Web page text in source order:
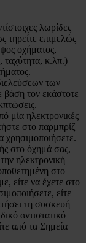
λωρίδες
τηρείτε επιμελώς
οχήματος,
κ.λπ.)
των
βάση τον εκάστοτε
μία ηλεκτρονικές
στο παρμπρίζ
χρησιμοποιήσετε.
στο όχημά σας,
ηλεκτρονική
στο
είτε να έχετε στο
είτε
τη συσκευή
αντιστατικό
από τα Σημεία